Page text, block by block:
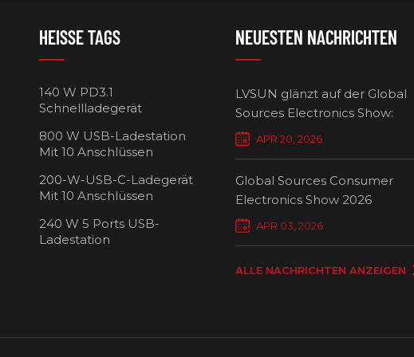
HEISSE TAGS
140 W PD3.1
Schnellladegerät
800 W USB-Ladestation
Mit 10 Anschlüssen
200-W-USB-C-Ladegerät
Mit 10 Anschlüssen
240 W 5 Ports USB-
Ladestation
NEUESTEN NACHRICHTEN
LVSUN glänzt auf der Global
Sources Electronics Show:
Mehrfach-Ladegeräte setzen
Maßstäbe für intelligentes
APR 20, 2026
Global Sources Consumer
Electronics Show 2026
APR 03, 2026
ALLE NACHRICHTEN ANZEIGEN